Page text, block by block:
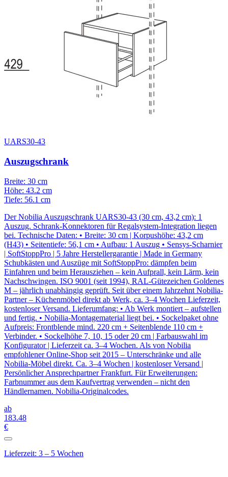
UARS30-43
Auszugschrank
Breite: 30 cm
Höhe: 43.2 cm
Tiefe: 56.1 cm
Der Nobilia Auszugschrank UARS30-43 (30 cm, 43,2 cm): 1
Auszug. Schrank-Konnektoren für Regalsystem-Integration liegen
bei. Technische Daten: • Breite: 30 cm | Korpushöhe: 43,2 cm
(H43) • Seitentiefe: 56,1 cm • Aufbau: 1 Auszug • Sensys-Scharnier
| SoftStoppPro | 5 Jahre Herstellergarantie | Made in Germany
Schubkästen und Auszüge mit SoftStoppPro: dämpfen beim
Einfahren und beim Herausziehen – kein Aufprall, kein Lärm, kein
Nachschwingen. ISO 9001 (seit 1994), RAL-Gütezeichen Goldenes
M – jährlich unabhängig geprüft. Seit über einem Jahrzehnt Nobilia-
Partner – Küchenmöbel direkt ab Werk, ca. 3–4 Wochen Lieferzeit,
kostenloser Versand. Lieferumfang: • Ab Werk montiert – aufstellen
und fertig. • Nobilia-Montagematerial liegt bei. • Sockelpaket ohne
Aufpreis: Frontblende mind. 220 cm + Seitenblende 110 cm +
Verbinder. • Sockelhöhe 7, 10, 15 oder 20 cm | Farbauswahl im
Konfigurator | Lieferzeit ca. 3–4 Wochen. Als von Nobilia
empfohlener Online-Shop seit 2015 – Unterschränke und alle
Nobilia-Möbel direkt. Ca. 3–4 Wochen | kostenloser Versand |
Persönlicher Ansprechpartner Frankfurt. Für Erweiterungen:
Farbnummer aus dem Kaufvertrag verwenden – nicht den
Händlernamen. Nobilia-Originalcodes.
ab
183.48
€
Lieferzeit: 3 – 5 Wochen